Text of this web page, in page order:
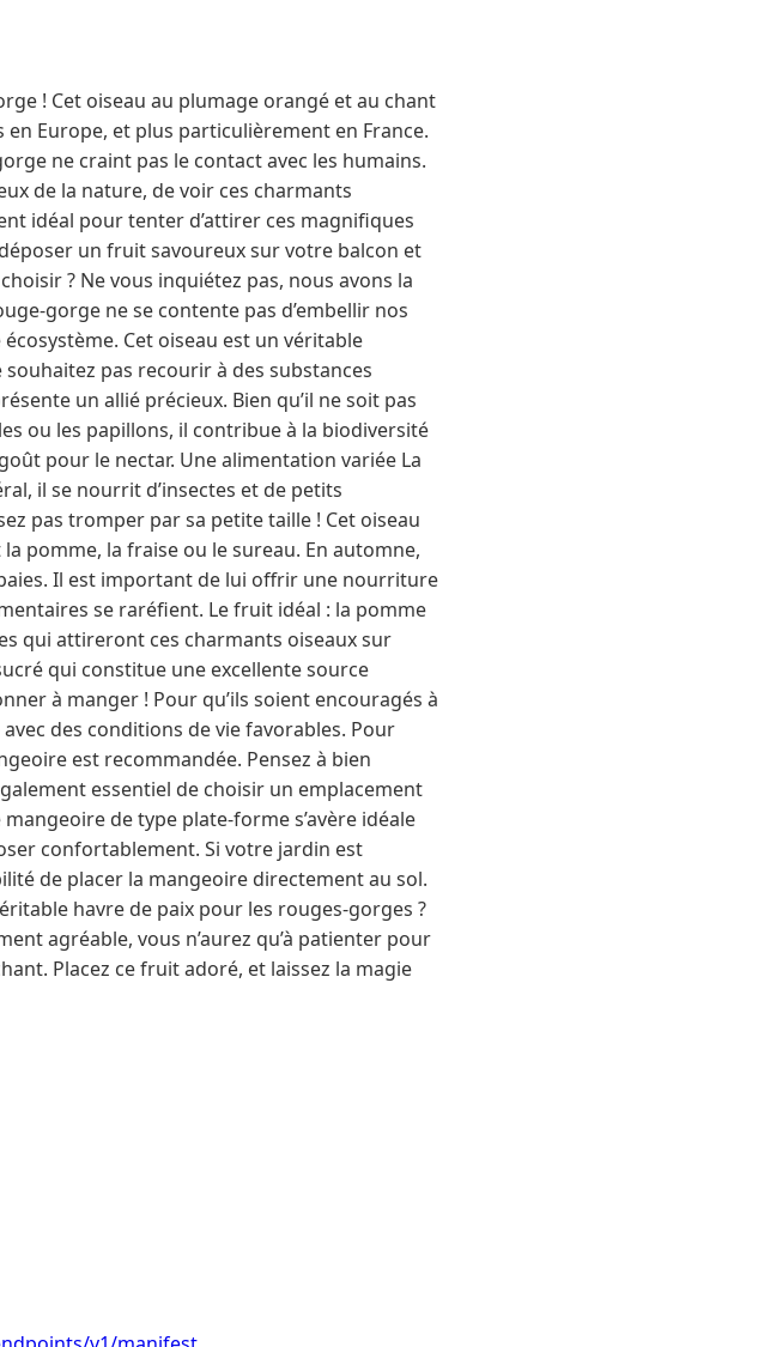
! Cet oiseau au plumage orangé et au chant
Europe, et plus particulièrement en France.
ne craint pas le contact avec les humains.
de la nature, de voir ces charmants
idéal pour tenter d’attirer ces magnifiques
un fruit savoureux sur votre balcon et
? Ne vous inquiétez pas, nous avons la
gorge ne se contente pas d’embellir nos
Cet oiseau est un véritable
pas recourir à des substances
un allié précieux. Bien qu’il ne soit pas
ou les papillons, il contribue à la biodiversité
pour le nectar. Une alimentation variée La
il se nourrit d’insectes et de petits
pas tromper par sa petite taille ! Cet oiseau
pomme, la fraise ou le sureau. En automne,
Il est important de lui offrir une nourriture
se raréfient. Le fruit idéal : la pomme
qui attireront ces charmants oiseaux sur
qui constitue une excellente source
à manger ! Pour qu’ils soient encouragés à
des conditions de vie favorables. Pour
est recommandée. Pensez à bien
essentiel de choisir un emplacement
de type plate-forme s’avère idéale
confortablement. Si votre jardin est
de placer la mangeoire directement au sol.
havre de paix pour les rouges-gorges ?
agréable, vous n’aurez qu’à patienter pour
Placez ce fruit adoré, et laissez la magie